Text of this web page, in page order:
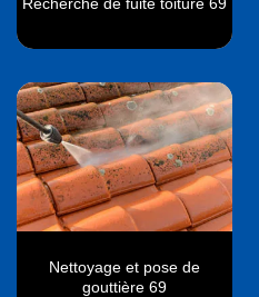
Recherche de fuite toiture 69
Nettoyage et pose de
gouttière 69